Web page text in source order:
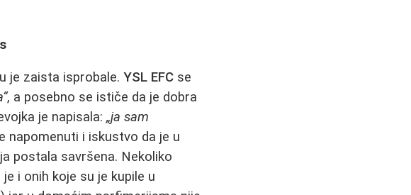
je zaista isprobale.YSL EFC se
, a posebno se ističe da je dobra
je napisala:„ja sam
napomenuti i iskustvo da je u
postala savršena. Nekoliko
i onih koje su je kupile u